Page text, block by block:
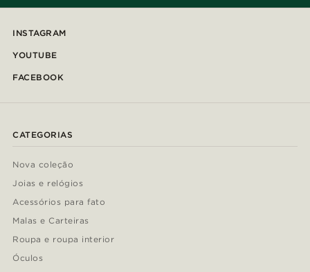
INSTAGRAM
YOUTUBE
FACEBOOK
CATEGORIAS
Nova coleção
Joias e relógios
Acessórios para fato
Malas e Carteiras
Roupa e roupa interior
Óculos